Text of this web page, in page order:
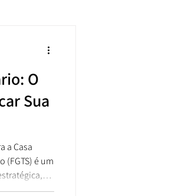
O
Sua
a Casa
é um
imóvel via